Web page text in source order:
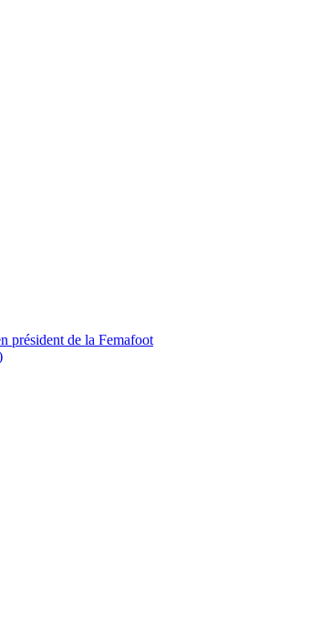
président de la Femafoot